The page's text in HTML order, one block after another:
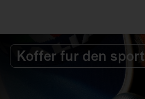
Koffer fur den sport